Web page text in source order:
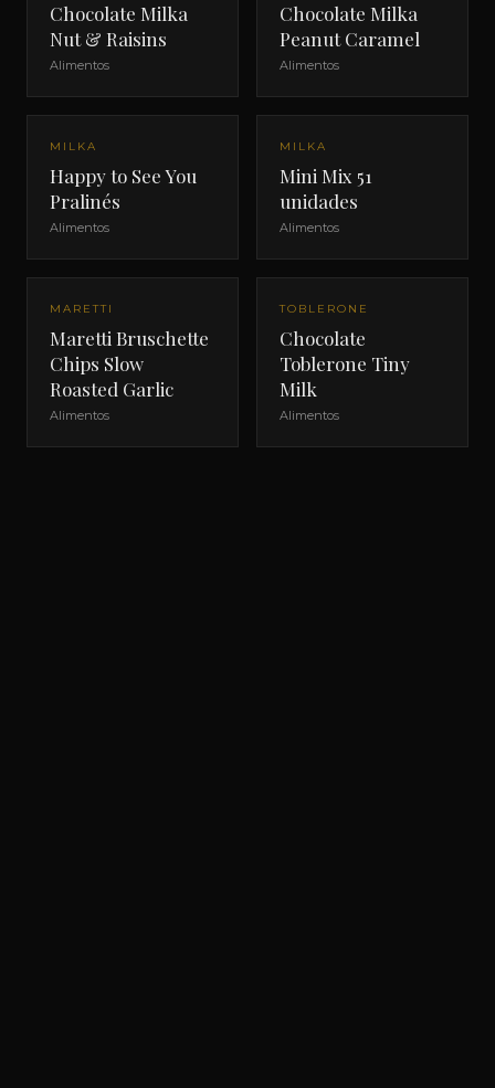
Chocolate Milka
Nut & Raisins
Alimentos
Chocolate Milka
Peanut Caramel
Alimentos
MILKA
Happy to See You
Pralinés
Alimentos
MILKA
Mini Mix 51
unidades
Alimentos
MARETTI
Maretti Bruschette
Chips Slow
Roasted Garlic
Alimentos
TOBLERONE
Chocolate
Toblerone Tiny
Milk
Alimentos